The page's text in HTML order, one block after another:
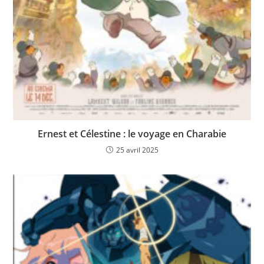
Ernest et Célestine : le voyage en Charabie
25 avril 2025